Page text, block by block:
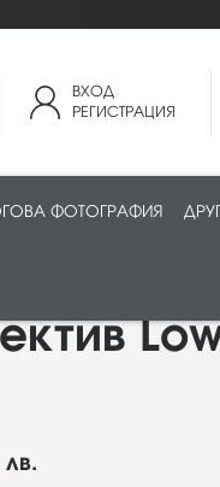
ВХОД
РЕГИСТРАЦИЯ
ФОТОГРАФИЯ
лв.